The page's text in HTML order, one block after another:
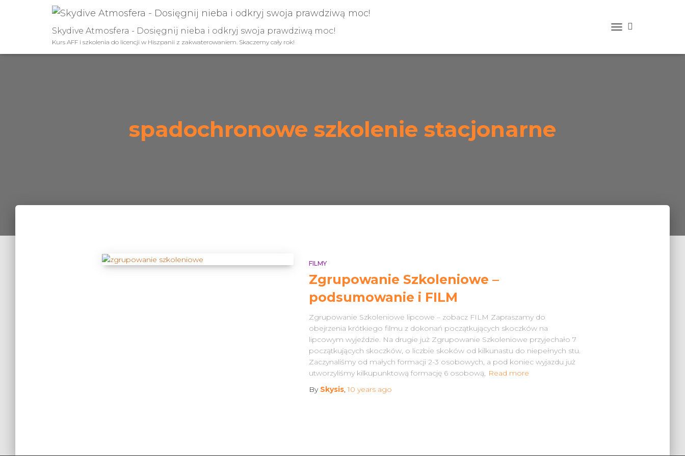
Skydive Atmosfera - Dosięgnij nieba i odkryj swoja prawdziwą moc!
Kurs AFF i szkolenia do licencji w Hiszpanii z zakwaterowaniem. Skaczemy cały rok!
spadochronowe szkolenie stacjonarne
FILMY
Zgrupowanie Szkoleniowe –
podsumowanie i FILM
Zgrupowanie Szkoleniowe lipcowe – zobacz FILM Zapraszamy do
obejrzenia krótkiego filmu z dokonań początkujących skoczków na
lipcowym wyjeździe. Na drugie już Zgrupowanie Szkoleniowe przyjechało 7
początkujących skoczków, o liczbie skoków od kilkunastu do niepełnych stu.
Zaczynaliśmy od małych formacji 2-3 osobowych, a pod koniec wyjazdu już
utworzyliśmy kilkupunktową formację 6 osobową, Read more
By Skysis,10 yearsago